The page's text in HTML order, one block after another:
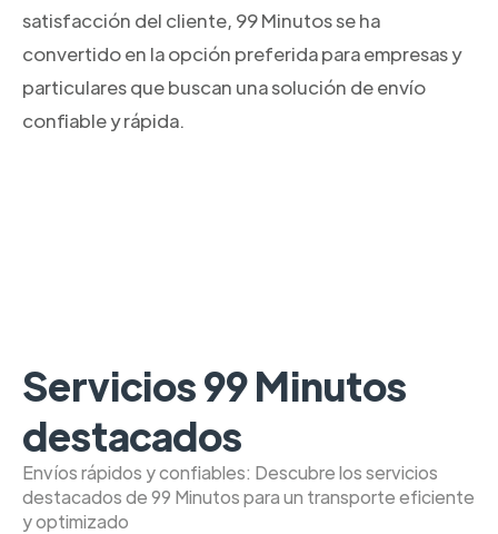
satisfacción del cliente, 99 Minutos se ha
convertido en la opción preferida para empresas y
particulares que buscan una solución de envío
confiable y rápida.
Servicios 99 Minutos
destacados
Envíos rápidos y confiables: Descubre los servicios
destacados de 99 Minutos para un transporte eficiente
y optimizado